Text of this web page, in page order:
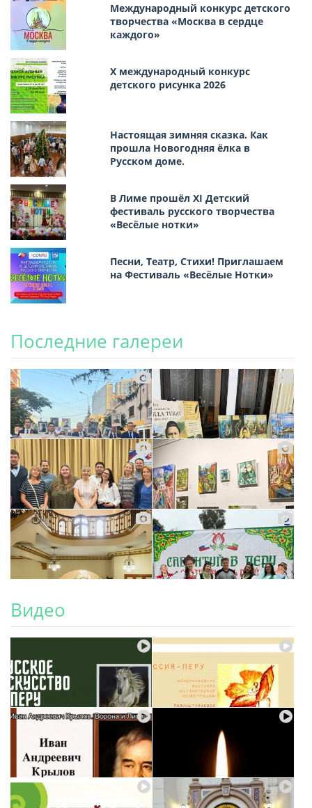
Международный конкурс детского
творчества «Москва в сердце
каждого»
Х международный конкурс
детского рисунка 2026
Настоящая зимняя сказка. Как
прошла Новогодняя ёлка в
Русском доме.
В Лиме прошёл XI Детский
фестиваль русского творчества
«Весёлые нотки»
Песни, Театр, Стихи! Приглашаем
на Фестиваль «Весёлые Нотки»
Последние галереи
Видео